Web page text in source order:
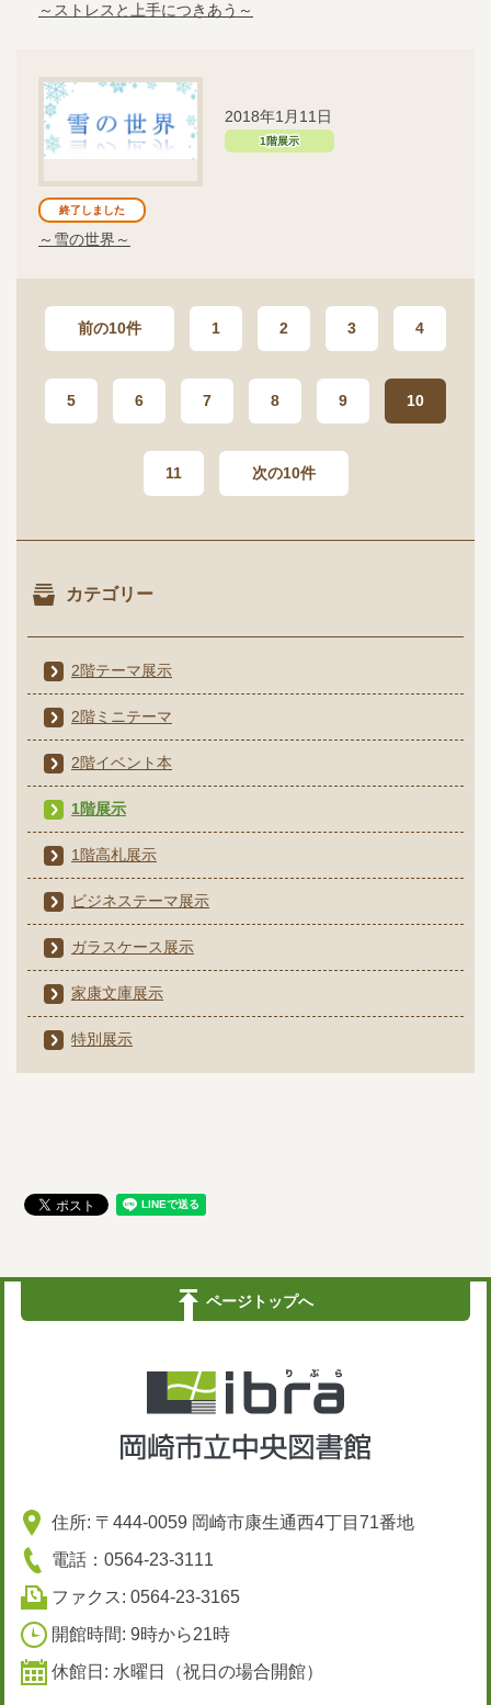
～ストレスと上手につきあう～
2018年1月11日
1階展示
～雪の世界～
終了しました
前の10件 1 2 3 4
5 6 7 8 9 10
11 次の10件
カテゴリー
2階テーマ展示
2階ミニテーマ
2階イベント本
1階展示
1階高札展示
ビジネステーマ展示
ガラスケース展示
家康文庫展示
特別展示
ページトップへ
住所: 〒444-0059 岡崎市康生通西4丁目71番地
電話：0564-23-3111
ファクス: 0564-23-3165
開館時間: 9時から21時
休館日: 水曜日（祝日の場合開館）